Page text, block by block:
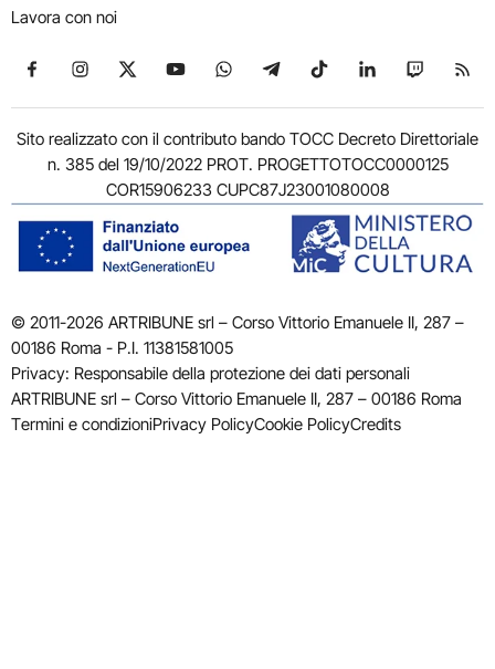
Lavora con noi
Seguici su Facebook
Seguici su Instagram
Seguici su X
Seguici su YouTube
Seguici su WhatsApp
Seguici su Telegram
Seguici su TikTok
Seguici su
Seguici
Sito realizzato con il contributo bando TOCC Decreto Direttoriale
n. 385 del 19/10/2022 PROT. PROGETTOTOCC0000125
COR15906233 CUPC87J23001080008
© 2011-2026 ARTRIBUNE srl – Corso Vittorio Emanuele II, 287 –
00186 Roma - P.I. 11381581005
Privacy: Responsabile della protezione dei dati personali
ARTRIBUNE srl – Corso Vittorio Emanuele II, 287 – 00186 Roma
Termini e condizioniPrivacy PolicyCookie PolicyCredits